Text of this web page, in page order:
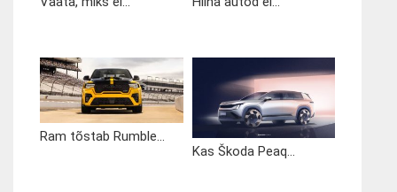
Ram tõstab Rumble...
Kas Škoda Peaq...